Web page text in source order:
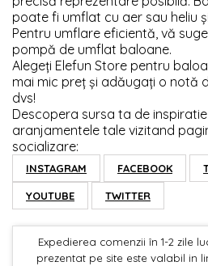
poate fi umflat cu aer sau heliu
Pentru umflare eficientă, vă
pompă de umflat baloane.
Alegeți Elefun Store pentru
mai mic preț și adăugați o notă
dvs!
Descopera sursa ta de
aranjamentele tale vizitand
socializare:
INSTAGRAM FACEBOOK
YOUTUBE TWITTER
Expedierea comenzii în 1-2 zile
prezentat pe site este valabil in